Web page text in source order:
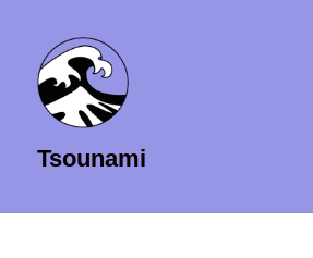
Tsounami